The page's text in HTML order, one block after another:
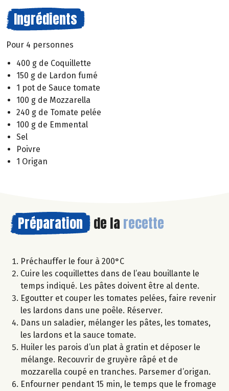
Ingrédients
Pour 4 personnes
400 g de Coquillette
150 g de Lardon fumé
1 pot de Sauce tomate
100 g de Mozzarella
240 g de Tomate pelée
100 g de Emmental
Sel
Poivre
1 Origan
Préparation de la recette
Préchauffer le four à 200°C
Cuire les coquillettes dans de l’eau bouillante le
temps indiqué. Les pâtes doivent être al dente.
Egoutter et couper les tomates pelées, faire revenir
les lardons dans une poêle. Réserver.
Dans un saladier, mélanger les pâtes, les tomates,
les lardons et la sauce tomate.
Huiler les parois d’un plat à gratin et déposer le
mélange. Recouvrir de gruyère râpé et de
mozzarella coupé en tranches. Parsemer d’origan.
Enfourner pendant 15 min, le temps que le fromage